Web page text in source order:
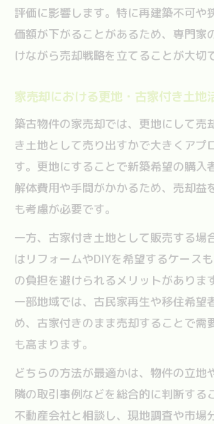
評価に影響します。特に再建築不可や
価額が下がることがあるため、専門家
けながら売却戦略を立てることが大切
家売却における更地・古家付き土地
築古物件の家売却では、更地にして売
き土地として売り出すかで大きくアプ
す。更地にすることで新築希望の購入
解体費用や手間がかかるため、売却益
も考慮が必要です。
一方、古家付き土地として販売する場
はリフォームやDIYを希望するケース
の負担を避けられるメリットがありま
一部地域では、古民家再生や移住希望
め、古家付きのまま売却することで需
も高まります。
どちらの方法が最適かは、物件の立地
隣の取引事例などを総合的に判断する
不動産会社と相談し、現地調査や市場